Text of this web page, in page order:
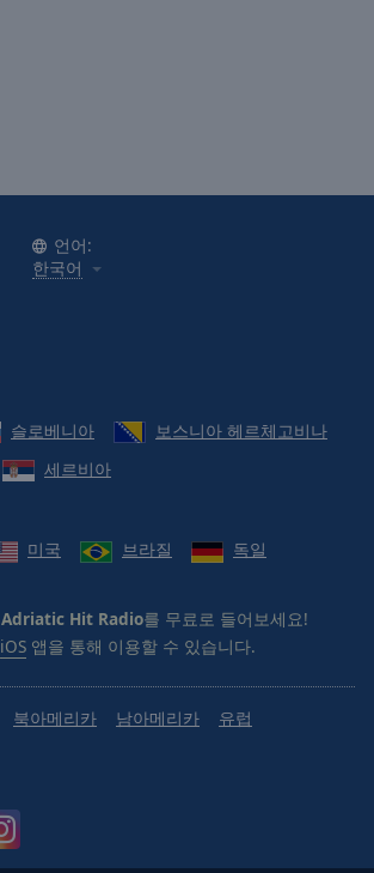
언어:
한국어
슬로베니아
보스니아 헤르체고비나
세르비아
미국 브라질 독일
Adriatic Hit Radio를 무료로 들어보세요!
iOS 앱을 통해 이용할 수 있습니다.
북아메리카 남아메리카
유럽